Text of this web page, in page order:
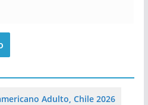
Adulto, Chile 2026